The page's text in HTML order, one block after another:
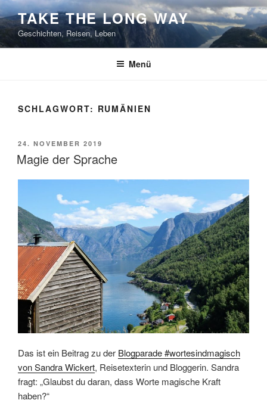
Zum
Inhalt
springen
TAKE THE LONG WAY
Geschichten, Reisen, Leben
Menü
SCHLAGWORT: RUMÄNIEN
VERÖFFENTLICHT
AM
24. NOVEMBER 2019
Magie der Sprache
Das ist ein Beitrag zu der Blogparade #wortesindmagisch
von Sandra Wickert, Reisetexterin und Bloggerin. Sandra
fragt: „Glaubst du daran, dass Worte magische Kraft
haben?“